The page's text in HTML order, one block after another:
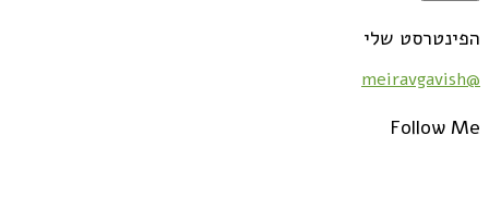
הפינטרסט שלי
@meiravgavish
Follow Me